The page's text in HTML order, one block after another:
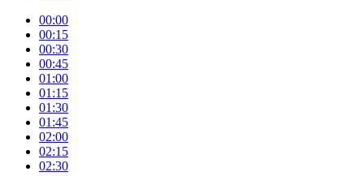
00:00
00:15
00:30
00:45
01:00
01:15
01:30
01:45
02:00
02:15
02:30